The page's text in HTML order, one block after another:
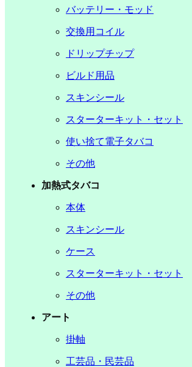
バッテリー・モッド
交換用コイル
ドリップチップ
ビルド用品
スキンシール
スターターキット・セット
使い捨て電子タバコ
その他
加熱式タバコ
本体
スキンシール
ケース
スターターキット・セット
その他
アート
掛軸
工芸品・民芸品